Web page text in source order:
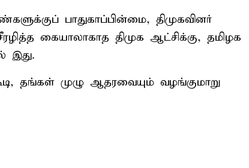
பாதுகாப்பின்மை, திமுகவினர்
கையாலாகாத திமுக ஆட்சிக்கு, தமிழக
இது.
தங்கள் முழு ஆதரவையும் வழங்குமாறு